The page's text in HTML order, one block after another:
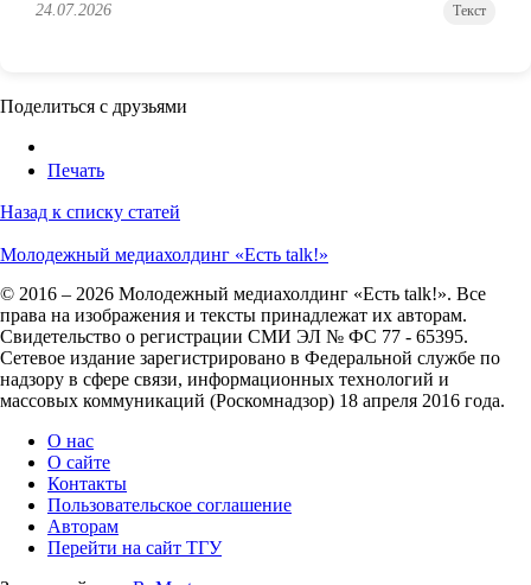
24.07.2026 Текст
Поделиться с друзьями
Печать
Назад к списку статей
Молодежный медиахолдинг «Есть talk!»
© 2016 – 2026 Молодежный медиахолдинг «Есть talk!». Все
права на изображения и тексты принадлежат их авторам.
Свидетельство о регистрации СМИ ЭЛ № ФС 77 - 65395.
Сетевое издание зарегистрировано в Федеральной службе по
надзору в сфере связи, информационных технологий и
массовых коммуникаций (Роскомнадзор) 18 апреля 2016 года.
О нас
О сайте
Контакты
Пользовательское соглашение
Авторам
Перейти на сайт ТГУ